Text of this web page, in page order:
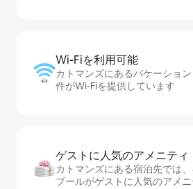
Wi-Fiを利⁠用⁠可⁠能
カトマンズにあるバケーショ
件がWi-Fiを提供しています
ゲストに人⁠気⁠のア⁠メ⁠ニ⁠テ⁠ィ
カトマンズにある宿泊先では、
プールがゲストに人気のアメ